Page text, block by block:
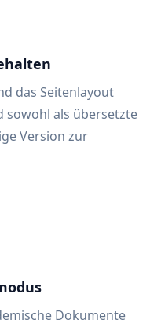
das Seitenlayout
sowohl als übersetzte
Version zur
Dokumente